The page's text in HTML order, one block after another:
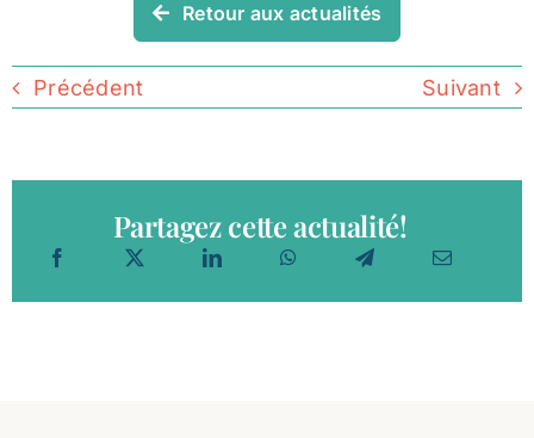
Retour aux actualités
Précédent Suivant
Partagez cette actualité!